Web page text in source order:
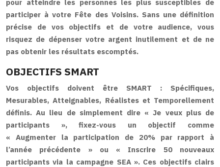
pour atteindre les personnes les plus susceptibles de
participer à votre Fête des Voisins. Sans une définition
précise de vos objectifs et de votre audience, vous
risquez de dépenser votre argent inutilement et de ne
pas obtenir les résultats escomptés.
OBJECTIFS SMART
Vos objectifs doivent être SMART : Spécifiques,
Mesurables, Atteignables, Réalistes et Temporellement
définis. Au lieu de simplement dire « Je veux plus de
participants », fixez-vous un objectif comme
« Augmenter la participation de 20% par rapport à
l’année précédente » ou « Inscrire 50 nouveaux
participants via la campagne SEA ». Ces objectifs clairs